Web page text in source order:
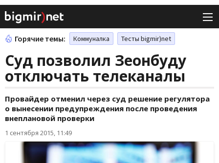
Горячие темы: Коммуналка Тесты bigmir)net
Суд позволил Зеонбуду
отключать телеканалы
Провайдер отменил через суд решение регулятора
о вынесении предупреждения после проведения
внеплановой проверки
1 сентября 2015, 11:49